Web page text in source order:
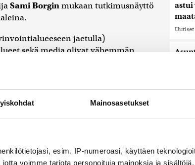
Mainosasetukset
esim. IP-numeroasi, käyttäen
voimme tarjota personoituja mainoksia ja
Sami Borginmukaan tutkimusnäyttö
jaetulla)
sekä media olivat vähemmän
volyymi ja rahan käyttö vaaleihin oli
aluevaalit jäivät häntäpäähän.
Se rokotti
Borgin mukaan
astui
Uutiset
EU